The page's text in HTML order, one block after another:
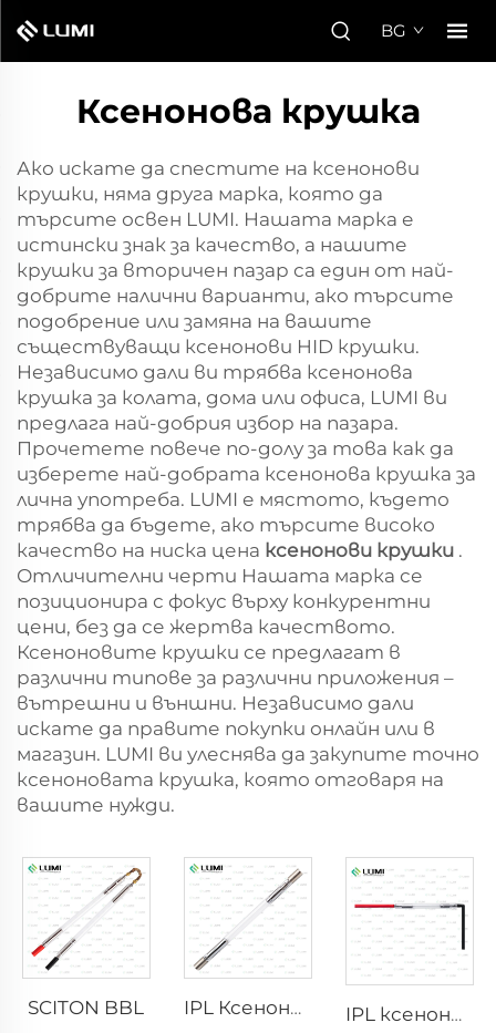
BG
Ксенонова крушка
Ако искате да спестите на ксенонови
крушки, няма друга марка, която да
търсите освен LUMI. Нашата марка е
истински знак за качество, а нашите
крушки за вторичен пазар са един от най-
добрите налични варианти, ако търсите
подобрение или замяна на вашите
съществуващи ксенонови HID крушки.
Независимо дали ви трябва ксенонова
крушка за колата, дома или офиса, LUMI ви
предлага най-добрия избор на пазара.
Прочетете повече по-долу за това как да
изберете най-добрата ксенонова крушка за
лична употреба. LUMI е мястото, където
трябва да бъдете, ако търсите високо
качество на ниска цена ксенонови крушки .
Отличителни черти Нашата марка се
позиционира с фокус върху конкурентни
цени, без да се жертва качеството.
Ксеноновите крушки се предлагат в
различни типове за различни приложения –
вътрешни и външни. Независимо дали
искате да правите покупки онлайн или в
магазин. LUMI ви улеснява да закупите точно
ксеноновата крушка, която отговаря на
вашите нужди.
SCITON BBL IPL Ксенонова лампа P1640 – 7×47×110 mm IPL ксенонова лампа P1541 – 9×45×100 mm